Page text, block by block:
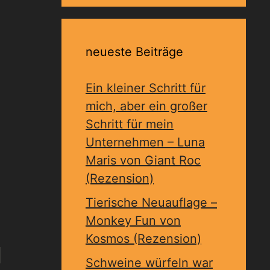
neueste Beiträge
Ein kleiner Schritt für
mich, aber ein großer
Schritt für mein
Unternehmen – Luna
Maris von Giant Roc
(Rezension)
Tierische Neuauflage –
Monkey Fun von
Kosmos (Rezension)
Schweine würfeln war